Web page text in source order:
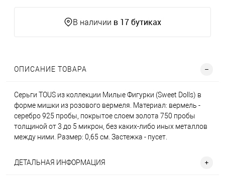
В наличии в 17 бутиках
ОПИСАНИЕ ТОВАРА
Серьги TOUS из коллекции Милые Фигурки (Sweet Dolls) в
форме мишки из розового вермеля. Материал: вермель -
серебро 925 пробы, покрытое слоем золота 750 пробы
толщиной от 3 до 5 микрон, без каких-либо иных металлов
между ними. Размер: 0,65 см. Застежка - пусет.
ДЕТАЛЬНАЯ ИНФОРМАЦИЯ